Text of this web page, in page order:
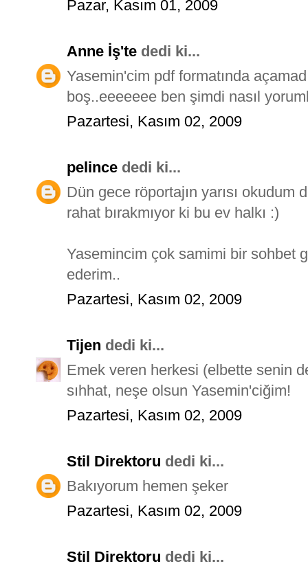
Pazar, Kasım 01, 2009
Anne İş'te dedi ki...
Yasemin'cim pdf formatında
boş..eeeeeee ben şimdi nasıl
Pazartesi, Kasım 02, 2009
pelince dedi ki...
Dün gece röportajın yarısı okudum
rahat bırakmıyor ki bu ev halkı :)
Yasemincim çok samimi bir sohbet
ederim..
Pazartesi, Kasım 02, 2009
Tijen dedi ki...
Emek veren herkesi (elbette senin
sıhhat, neşe olsun Yasemin'ciğim!
Pazartesi, Kasım 02, 2009
Stil Direktoru dedi ki...
Bakıyorum hemen şeker
Pazartesi, Kasım 02, 2009
Stil Direktoru dedi ki...